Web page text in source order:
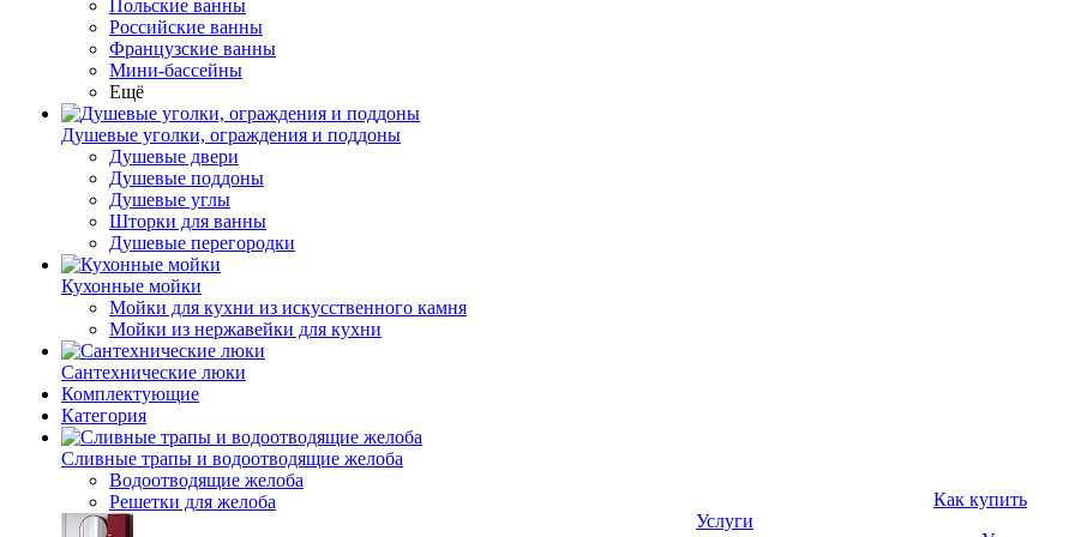
Польские ванны
Российские ванны
Французские ванны
Мини-бассейны
Ещё
Душевые уголки, ограждения и поддоны
Душевые двери
Душевые поддоны
Душевые углы
Шторки для ванны
Душевые перегородки
Кухонные мойки
Мойки для кухни из искусственного камня
Мойки из нержавейки для кухни
Сантехнические люки
Комплектующие
Категория
Cливные трапы и водоотводящие желоба
Водоотводящие желоба
Решетки для желоба
Услуги
Как купить